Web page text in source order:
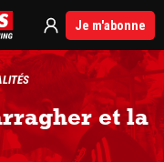
Je m'abonne
et la